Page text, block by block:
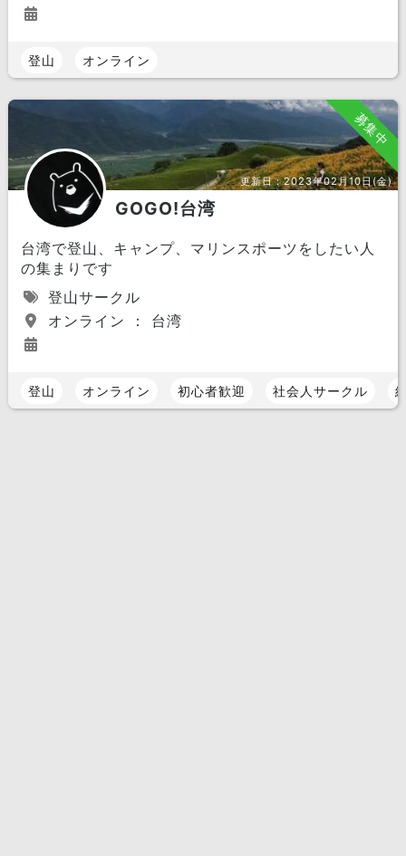
登山 オンライン
募集中
更新日：2023年02月10日(金)
GOGO!台湾
台湾で登山、キャンプ、マリンスポーツをしたい人
の集まりです
登山サークル
オンライン ： 台湾
登山 オンライン 初心者歓迎 社会人サークル